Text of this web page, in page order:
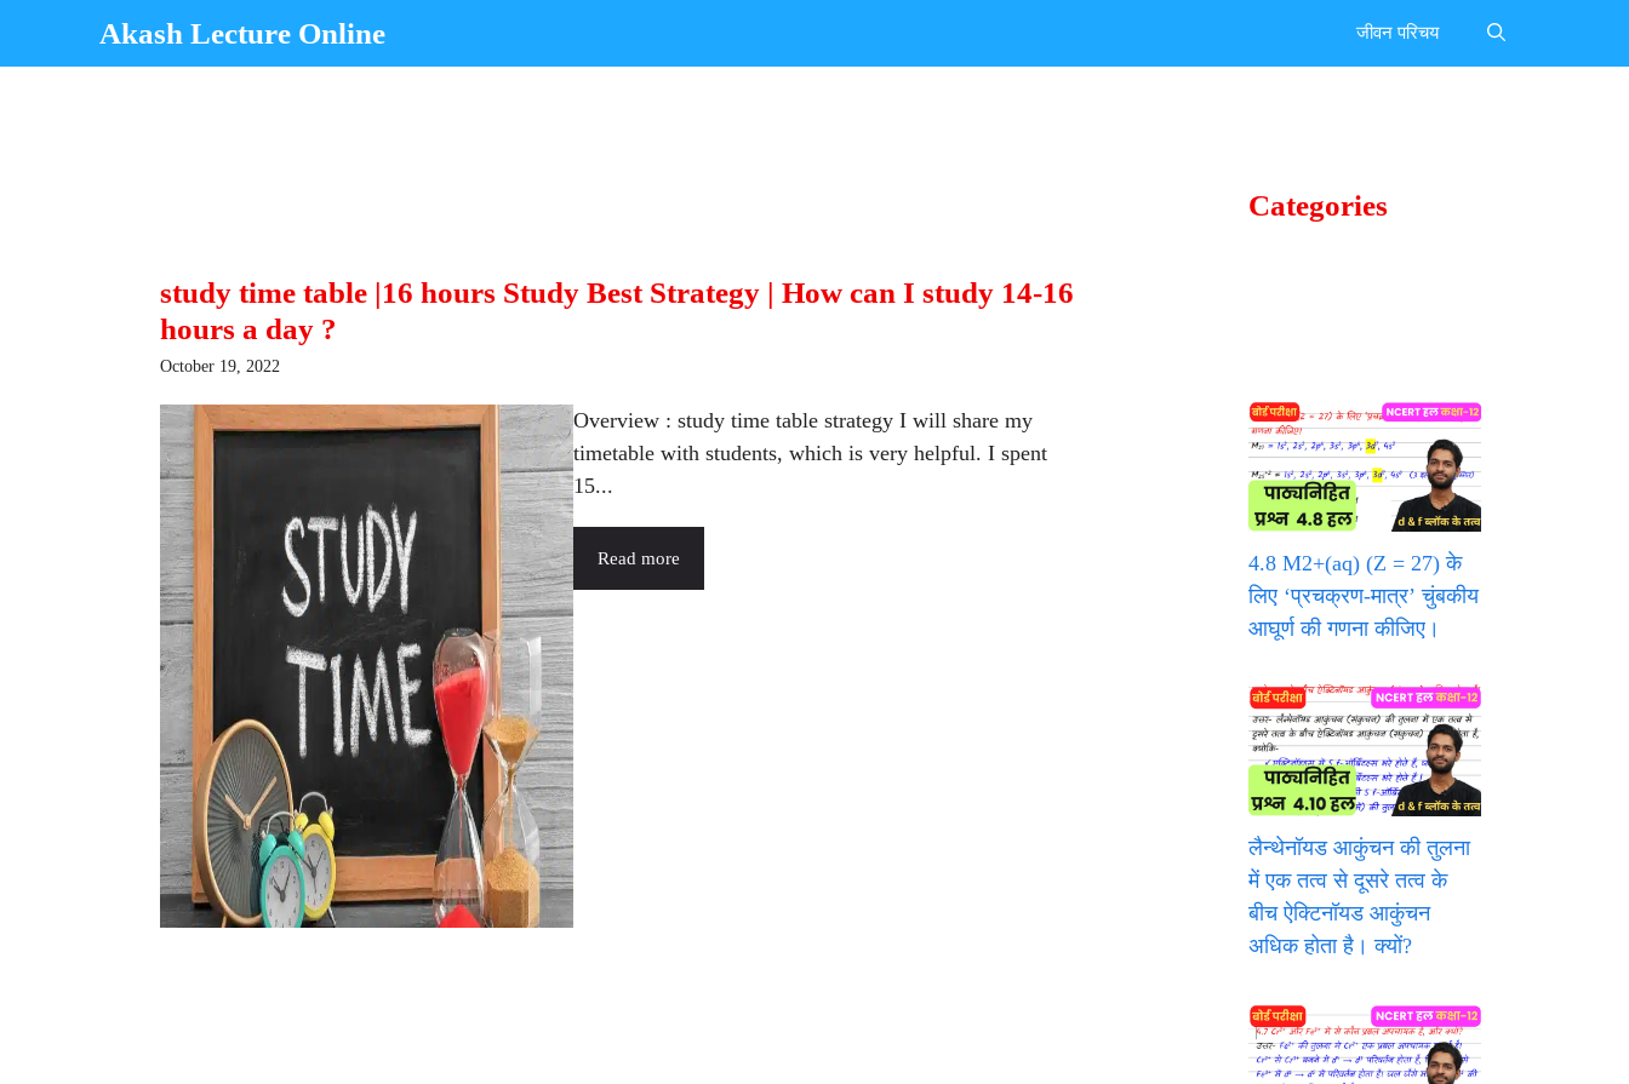
Akash Lecture Online जीवन परिचय
study time table |16 hours Study Best Strategy | How can I study 14-16
hours a day ?
October 19, 2022
Overview : study time table strategy I will share my
timetable with students, which is very helpful. I spent
15...
Read more
Categories
4.8 M2+(aq) (Z = 27) के
लिए ‘प्रचक्रण-मात्र’ चुंबकीय
आघूर्ण की गणना कीजिए।
लैन्थेनॉयड आकुंचन की तुलना
में एक तत्व से दूसरे तत्व के
बीच ऐक्टिनॉयड आकुंचन
अधिक होता है। क्यों?